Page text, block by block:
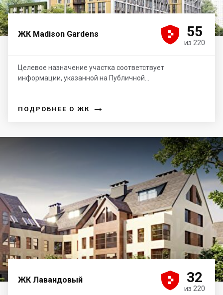
ЖК Madison Gardens 



 55
из 220
Целевое назначение участка соответствует
информации, указанной на Публичной...
ПОДРОБНЕЕ О ЖК →
ЖК Лавандовый 



 32
из 220